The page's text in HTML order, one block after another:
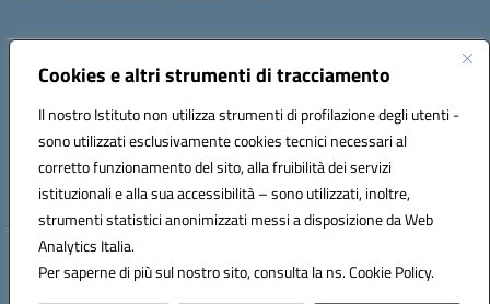
Cookies e altri strumenti di tracciamento
Il nostro Istituto non utilizza strumenti di profilazione degli utenti -
sono utilizzati esclusivamente cookies tecnici necessari al
corretto funzionamento del sito, alla fruibilità dei servizi
istituzionali e alla sua accessibilità – sono utilizzati, inoltre,
strumenti statistici anonimizzati messi a disposizione da Web
Analytics Italia.
Per saperne di più sul nostro sito, consulta la ns. Cookie Policy.
Indirizzo:VIA A. DE GASPERI, 41 RUDIANO 25030 RUDIANO
Posta elettronica certificata (PEC):bsic86100r@pec.istruzione.it
Codice fiscale: 82002390175
Codice meccanografico:BSIC86100R
Hosting & Powered by 3D Solution S.r.l.
Concept & Design by Designers Italia